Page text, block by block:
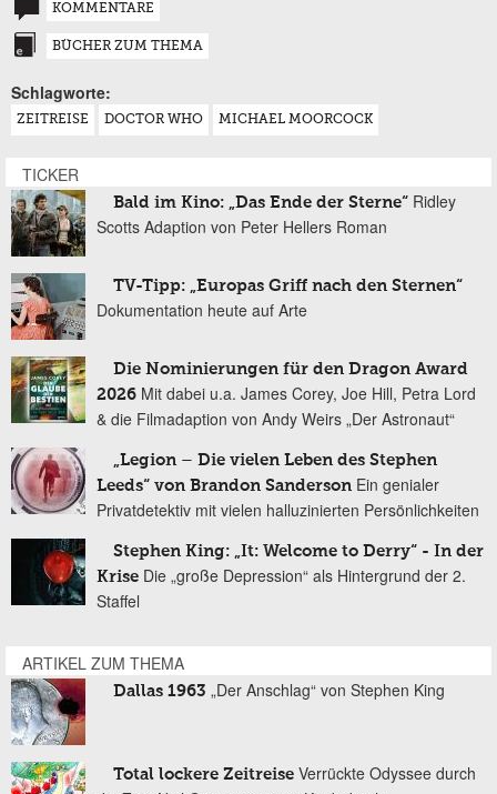
KOMMENTARE
BÜCHER ZUM THEMA
Schlagworte:
ZEITREISE DOCTOR WHO MICHAEL MOORCOCK
TICKER
Bald im Kino: „Das Ende der Sterne“ Ridley
Scotts Adaption von Peter Hellers Roman
TV-Tipp: „Europas Griff nach den Sternen“
Dokumentation heute auf Arte
Die Nominierungen für den Dragon Award
2026 Mit dabei u.a. James Corey, Joe Hill, Petra Lord
& die Filmadaption von Andy Weirs „Der Astronaut“
„Legion – Die vielen Leben des Stephen
Leeds“ von Brandon Sanderson Ein genialer
Privatdetektiv mit vielen halluzinierten Persönlichkeiten
Stephen King: „It: Welcome to Derry“ - In der
Krise Die „große Depression“ als Hintergrund der 2.
Staffel
ARTIKEL ZUM THEMA
Dallas 1963 „Der Anschlag“ von Stephen King
Total lockere Zeitreise Verrückte Odyssee durch